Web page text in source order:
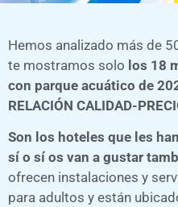
Hemos analizado más de
te mostramos solo los 18
con parque acuático de
RELACIÓN CALIDAD-
Son los hoteles que les
sí o sí os van a gustar
ofrecen instalaciones y
para adultos y están